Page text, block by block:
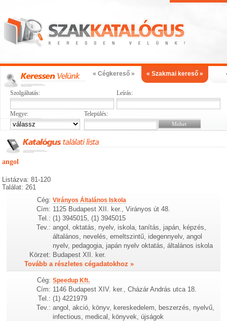
« Cégkereső » « Szakmai kereső »
Szolgáltatás: Leírás:
Megye: Település:
angol
Listázva: 81-120
Találat: 261
Cég: Virányos Általános Iskola
Cím: 1125 Budapest XII. ker., Virányos út 48.
Tel.: (1) 3945015, (1) 3945015
Tev.: angol, oktatás, nyelv, iskola, tanítás, japán, képzés,
általános, nevelés, emeltszintű, idegennyelv, angol
nyelv, pedagogia, japán nyelv oktatás, általános iskola
Körzet: Budapest XII. ker.
Tovább a részletes cégadatokhoz »
Cég: Speedup Kft.
Cím: 1146 Budapest XIV. ker., Cházár András utca 18.
Tel.: (1) 4221979
Tev.: angol, akció, könyv, kereskedelem, beszerzés, nyelvű,
infectious, medical, könyvek, újságok